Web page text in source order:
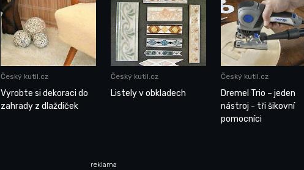
Český kutil.cz
Vyrobte si dekoraci do
zahrady z dlaždiček
Český kutil.cz
Listely v obkladech
Český kutil.cz
Dremel Trio – jeden
nástroj - tři šikovní
pomocníci
reklama